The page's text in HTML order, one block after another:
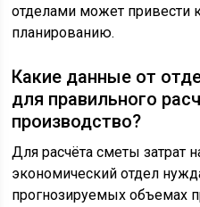
отделами может привести
планированию.
Какие данные от
для правильного
производство?
Для расчёта сметы затрат
экономический отдел
прогнозируемых объемах